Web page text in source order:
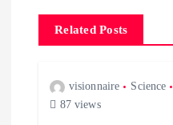
v
Related Posts
visionnaire Science
87 views